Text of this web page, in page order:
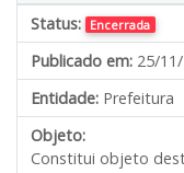
Status: Encerrada
Publicado em: 25/
Entidade: Prefeitura
Objeto:
Constitui objeto